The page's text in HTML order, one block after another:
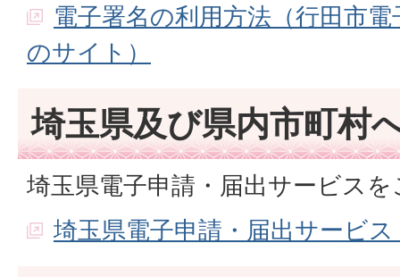
電子署名の利用方法（行田市
のサイト）
埼玉県及び県内市町村
埼玉県電子申請・届出サービス
埼玉県電子申請・届出サービ